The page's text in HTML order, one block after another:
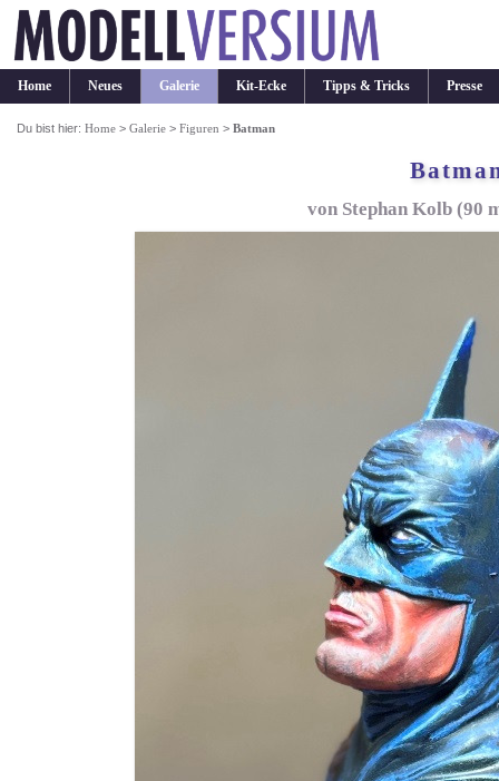
Home Neues Galerie Kit-Ecke Tipps & Tricks Presse
Du bist hier:Home >Galerie >Figuren >Batman
von Stephan Kolb (90